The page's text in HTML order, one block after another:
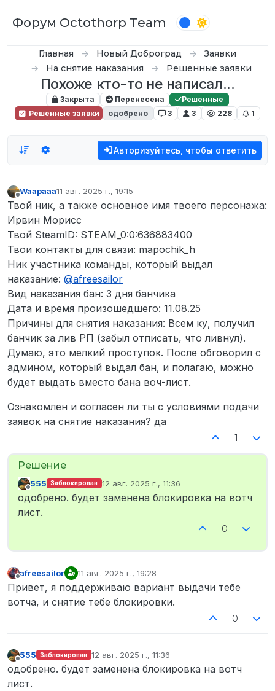
Форум Octothorp Team
Главная Новый Доброград
Заявки
На снятие наказания
Решенные заявки
Похоже кто-то не написал...
Закрыта Перенесена
Решенные
Решенные заявки
одобрено 3 3 228 1
Авторизуйтесь, чтобы ответить
Не в сети
Waapaaa11 авг. 2025 г., 19:15
отредактировано
Твой ник, а также основное имя твоего персонажа:
Ирвин Морисс
Твой SteamID: STEAM_0:0:636883400
Твои контакты для связи: mapochik_h
Ник участника команды, который выдал
наказание: @afreesailor
Вид наказания бан: 3 дня банчика
Дата и время произошедшего: 11.08.25
Причины для снятия наказания: Всем ку, получил
банчик за лив РП (забыл отписать, что ливнул).
Думаю, это мелкий проступок. После обговорил с
админом, который выдал бан, и полагаю, можно
будет выдать вместо бана воч-лист.
Ознакомлен и согласен ли ты с условиями подачи
заявок на снятие наказания? да
1
Не в сети
555 Заблокирован 12 авг. 2025 г., 11:36
отредактировано
одобрено. будет заменена блокировка на вотч
лист.
0
afreesailor 11 авг. 2025 г., 19:28
отредактировано
Привет, я поддерживаю вариант выдачи тебе
вотча, и снятие тебе блокировки.
0
Не в сети
555 Заблокирован 12 авг. 2025 г., 11:36
отредактировано
одобрено. будет заменена блокировка на вотч
лист.